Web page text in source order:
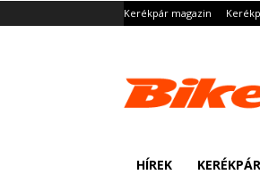
Kerékpár magazin
HÍREK